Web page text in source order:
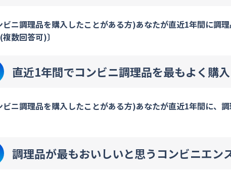
ニ調理品を購入したことがある方)あなたが直近1年間に調
数回答可)〕
直近1年間でコンビニ調理品を最もよく購
ビニ調理品を購入したことがある方)あなたが直近1年間に、
調理品が最もおいしいと思うコンビニエン